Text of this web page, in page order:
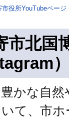
市役所YouTubeペー
市北国
かな自
て、市